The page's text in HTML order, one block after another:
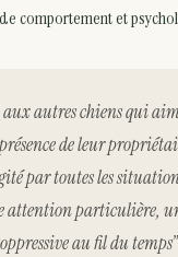
comportement et
autres chiens qui
de leur
par toutes les
attention particulière,
au fil du temps”